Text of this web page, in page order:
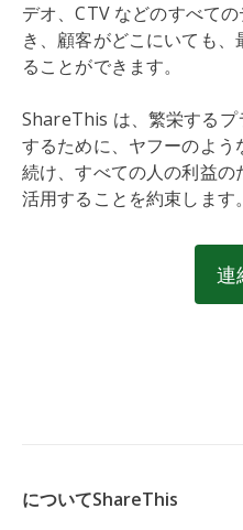
デオ、CTV などのすべて
き、顧客がどこにいても
ることができます。
ShareThis は、繁栄する
するために、ヤフーのよ
続け、すべての人の利益
活用することを約束します。
連
についてShareThis